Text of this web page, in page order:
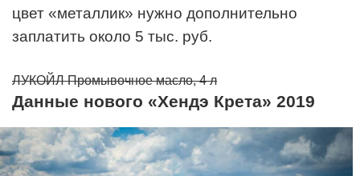
цвет «металлик» нужно дополнительно
заплатить около 5 тыс. руб.
ЛУКОЙЛ Промывочное масло, 4 л
Данные нового «Хендэ Крета» 2019